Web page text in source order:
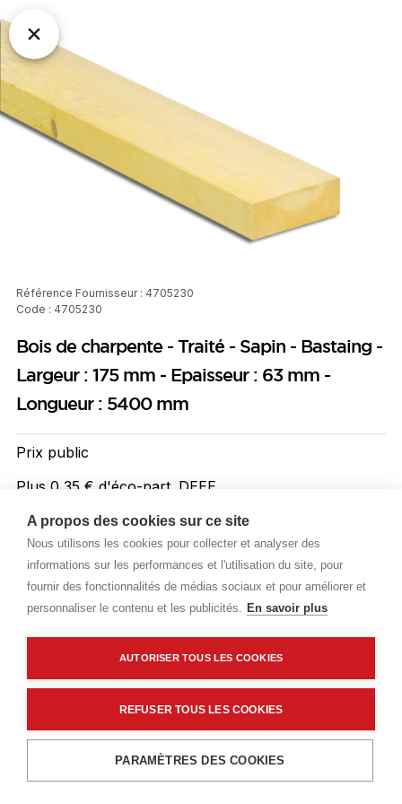
A propos des cookies sur ce site
Nous utilisons les cookies pour collecter et analyser des
informations sur les performances et l'utilisation du site, pour
fournir des fonctionnalités de médias sociaux et pour améliorer et
personnaliser le contenu et les publicités. En savoir plus
AUTORISER TOUS LES COOKIES
REFUSER TOUS LES COOKIES
PARAMÈTRES DES COOKIES
Référence Fournisseur : 4705230
Code : 4705230
Bois de charpente - Traité - Sapin - Bastaing -
Largeur : 175 mm - Epaisseur : 63 mm -
Longueur : 5400 mm
Prix public
Plus 0,35 € d'éco-part. DEEE
9,40 €TTC/ML
Livraisons & enlèvement
Caractéristiques techniques
Ajouter au panier